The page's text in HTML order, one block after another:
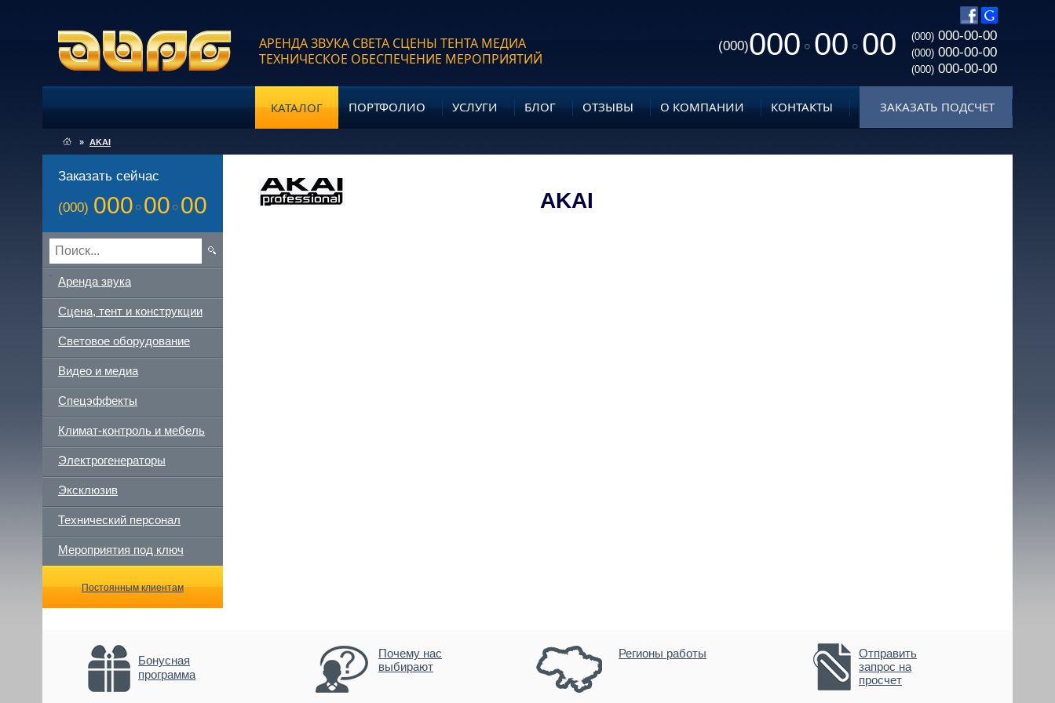
АРЕНДА ЗВУКА СВЕТА СЦЕНЫ ТЕНТА МЕДИА
ТЕХНИЧЕСКОЕ ОБЕСПЕЧЕНИЕ МЕРОПРИЯТИЙ
(000)000 00 00 (000) 000-00-00
(000) 000-00-00
(000) 000-00-00
КАТАЛОГ ПОРТФОЛИО УСЛУГИ БЛОГ ОТЗЫВЫ О КОМПАНИИ КОНТАКТЫ ЗАКАЗАТЬ ПОДСЧЕТ
» AKAI
Заказать сейчас
(000) 000 00 00
Аренда звука
Сцена, тент и конструкции
Световое оборудование
Видео и медиа
Спецэффекты
Климат-контроль и мебель
Электрогенераторы
Эксклюзив
Технический персонал
Мероприятия под ключ
Постоянным клиентам
AKAI
Бонусная
программа
Почему нас
выбирают
Регионы работы
Отправить
запрос на
просчет